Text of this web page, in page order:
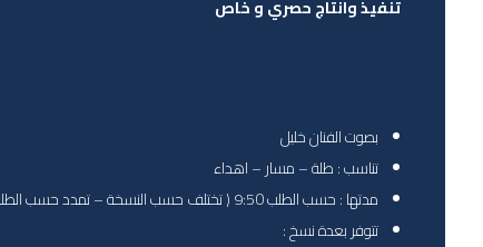
تنفيذ وانتاج حصري و خاص
بصوت الفنان خليل
تناسب : طلة – مسار – اهداء
مدتها : حسب الطلب 9:50 ( تختلف حسب النسخة – تمدد حسب الطلب )
تتوفر بعدة نسخ :